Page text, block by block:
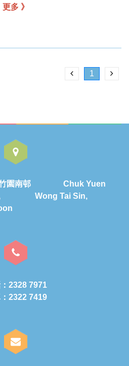
更多 》
1
園南邨 Chuk Yuen
Wong Tai Sin,
2328 7971
2322 7419